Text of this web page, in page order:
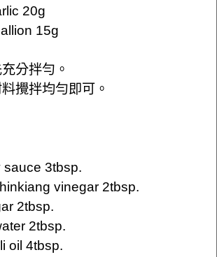
20g
15g
分拌勻。
攪拌均勻即可。
sauce 3tbsp.
vinegar 2tbsp.
2tbsp.
2tbsp.
oil 4tbsp.